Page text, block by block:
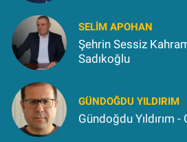
SELIM APOHAN
Şehrin Sessiz
Sadıkoğlu
GÜNDOĞDU YILDIRIM
Gündoğdu Yıldırım -